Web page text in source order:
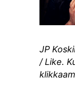
JP
/ Like.